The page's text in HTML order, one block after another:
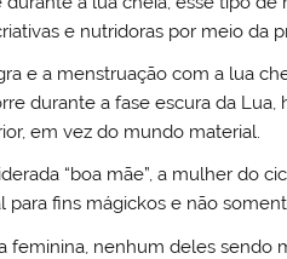
e nutridoras por meio da
e a menstruação com a lua
durante a fase escura da
em vez do mundo material.
“boa mãe”, a mulher do
para fins mágickos e não
feminina, nenhum deles sendo